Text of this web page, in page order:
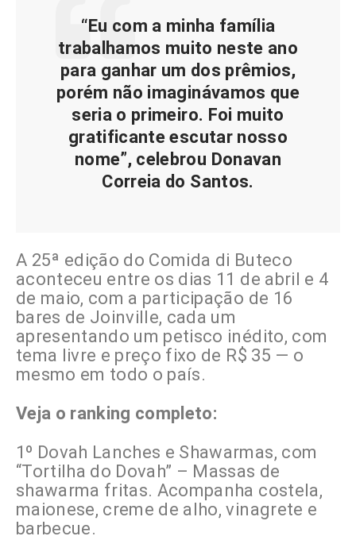
“Eu com a minha família
trabalhamos muito neste ano
para ganhar um dos prêmios,
porém não imaginávamos que
seria o primeiro. Foi muito
gratificante escutar nosso
nome”, celebrou Donavan
Correia do Santos.
A 25ª edição do Comida di Buteco
aconteceu entre os dias 11 de abril e 4
de maio, com a participação de 16
bares de Joinville, cada um
apresentando um petisco inédito, com
tema livre e preço fixo de R$ 35 — o
mesmo em todo o país.
Veja o ranking completo:
1º Dovah Lanches e Shawarmas, com
“Tortilha do Dovah” – Massas de
shawarma fritas. Acompanha costela,
maionese, creme de alho, vinagrete e
barbecue.